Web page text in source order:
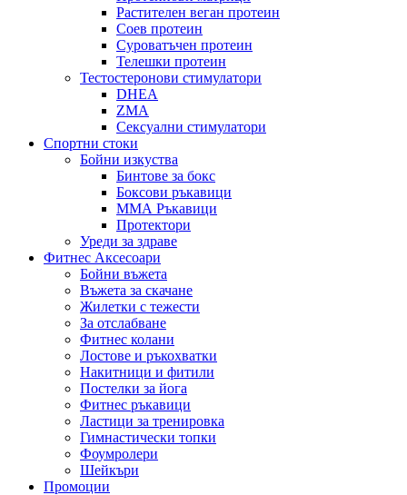
Растителен веган протеин
Соев протеин
Суроватъчен протеин
Телешки протеин
Тестостеронови стимулатори
DHEA
ZMA
Сексуални стимулатори
Спортни стоки
Бойни изкуства
Бинтове за бокс
Боксови ръкавици
ММА Ръкавици
Протектори
Уреди за здраве
Фитнес Аксесоари
Бойни въжета
Въжета за скачане
Жилетки с тежести
За отслабване
Фитнес колани
Лостове и ръкохватки
Накитници и фитили
Постелки за йога
Фитнес ръкавици
Ластици за тренировка
Гимнастически топки
Фоумролери
Шейкъри
Промоции